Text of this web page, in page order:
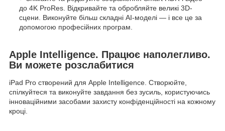
до 4K ProRes. Відкривайте та обробляйте великі 3D-
сцени. Виконуйте більш складні AI-моделі — і все це за
допомогою професійних програм.
Apple Intelligence. Працює наполегливо.
Ви можете розслабитися
iPad Pro створений для Apple Intelligence. Створюйте,
спілкуйтеся та виконуйте завдання без зусиль, користуючись
інноваційними засобами захисту конфіденційності на кожному
кроці.